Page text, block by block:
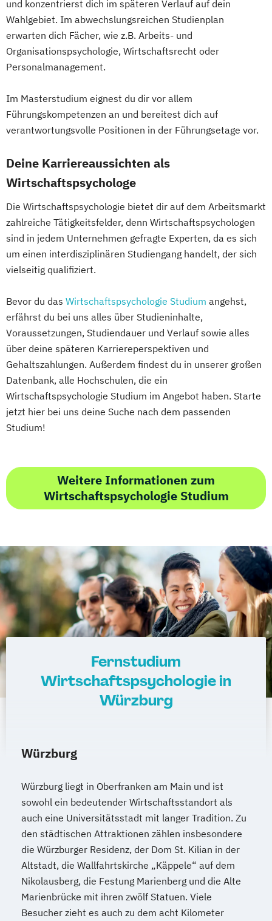
und konzentrierst dich im späteren Verlauf auf dein
Wahlgebiet. Im abwechslungsreichen Studienplan
erwarten dich Fächer, wie z.B. Arbeits- und
Organisationspsychologie, Wirtschaftsrecht oder
Personalmanagement.
Im Masterstudium eignest du dir vor allem
Führungskompetenzen an und bereitest dich auf
verantwortungsvolle Positionen in der Führungsetage vor.
Deine Karriereaussichten als
Wirtschaftspsychologe
Die Wirtschaftspsychologie bietet dir auf dem Arbeitsmarkt
zahlreiche Tätigkeitsfelder, denn Wirtschaftspsychologen
sind in jedem Unternehmen gefragte Experten, da es sich
um einen interdisziplinären Studiengang handelt, der sich
vielseitig qualifiziert.
Bevor du das Wirtschaftspsychologie Studium angehst,
erfährst du bei uns alles über Studieninhalte,
Voraussetzungen, Studiendauer und Verlauf sowie alles
über deine späteren Karriereperspektiven und
Gehaltszahlungen. Außerdem findest du in unserer großen
Datenbank, alle Hochschulen, die ein
Wirtschaftspsychologie Studium im Angebot haben. Starte
jetzt hier bei uns deine Suche nach dem passenden
Studium!
Weitere Informationen zum
Wirtschaftspsychologie Studium
Fernstudium
Wirtschaftspsychologie in
Würzburg
Würzburg
Würzburg liegt in Oberfranken am Main und ist
sowohl ein bedeutender Wirtschaftsstandort als
auch eine Universitätsstadt mit langer Tradition. Zu
den städtischen Attraktionen zählen insbesondere
die Würzburger Residenz, der Dom St. Kilian in der
Altstadt, die Wallfahrtskirche „Käppele“ auf dem
Nikolausberg, die Festung Marienberg und die Alte
Marienbrücke mit ihren zwölf Statuen. Viele
Besucher zieht es auch zu dem acht Kilometer